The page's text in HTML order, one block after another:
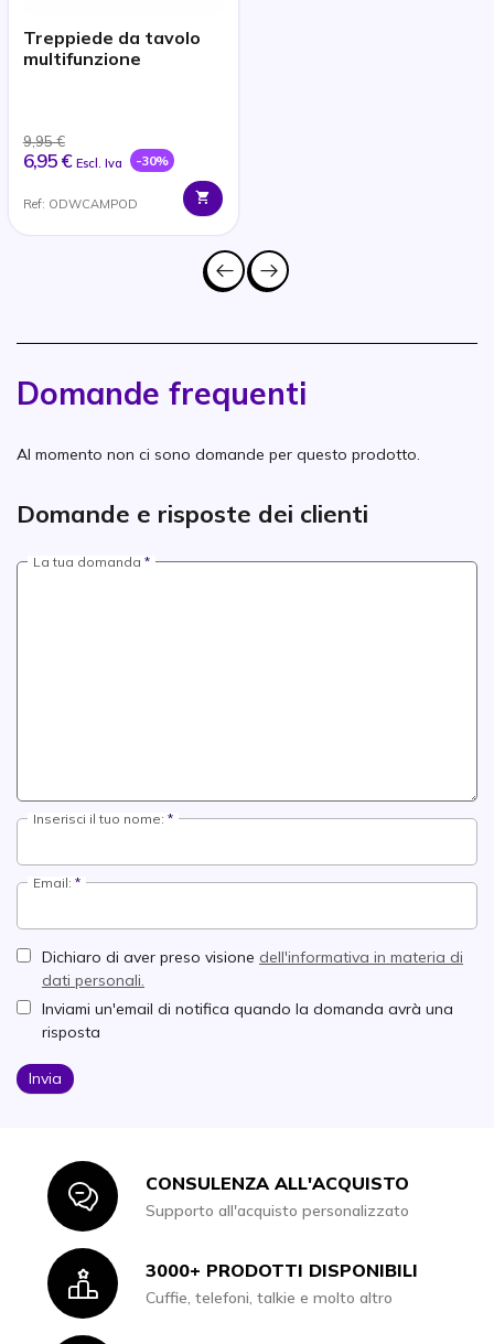
Treppiede da tavolo
multifunzione
9,95 €
6,95 € Escl. Iva -30%
Ref: ODWCAMPOD
Domande frequenti
Al momento non ci sono domande per questo prodotto.
Domande e risposte dei clienti
La tua domanda
Inserisci il tuo nome:
Email:
Dichiaro di aver preso visione dell'informativa in materia di
dati personali.
Inviami un'email di notifica quando la domanda avrà una
risposta
Invia
IconCONSULENZA ALL'ACQUISTO
Supporto all'acquisto personalizzato
Icon3000+ PRODOTTI DISPONIBILI
Cuffie, telefoni, talkie e molto altro